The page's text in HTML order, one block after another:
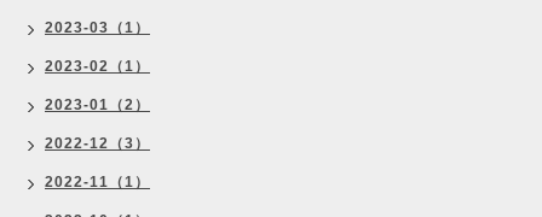
2023-03（1）
2023-02（1）
2023-01（2）
2022-12（3）
2022-11（1）